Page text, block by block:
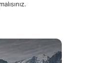
.